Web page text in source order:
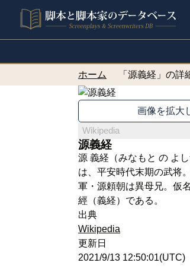
ホーム 「源義経」の詳
画像を拡大
Wikipedia
源義経
源 義経（みなもと の よし
は、平安時代末期の武将
軍・源頼朝は異母兄。仮
經（義経）である。
出典
Wikipedia
更新日
2021/9/13 12:50:01(UTC)